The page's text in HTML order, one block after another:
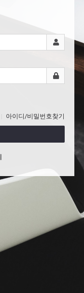
아이디/비밀번호찾기